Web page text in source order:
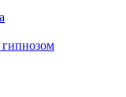
гипнозом